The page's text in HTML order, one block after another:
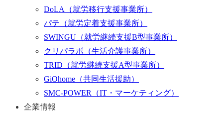
DoLA
（就労移行支援事業所）
パテ （就労定着支援事業所）
SWINGU （就労継続支援B型事業所）
クリパラボ （生活介護事業所）
TRID （就労継続支援A型事業所）
GiOhome （共同生活援助）
SMC-POWER
（IT・マーケティング）
企業情報